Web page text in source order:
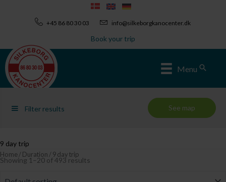
+45 86 80 30 03 info@silkeborgkanocenter.dk
Book your trip
Menu
Filter results See map
9 day trip
Home/ Duration / 9 day trip
Showing 1–20 of 493 results